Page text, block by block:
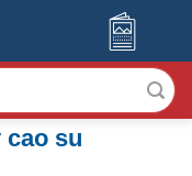
cao su